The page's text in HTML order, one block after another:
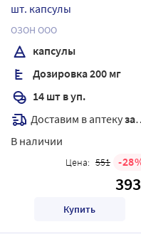
шт. капсулы
ОЗОН ООО
капсулы
Дозировка 200 мг
14 шт в уп.
Доставим в аптекузавтра
В наличии
Цена: 551 28
393
Купить